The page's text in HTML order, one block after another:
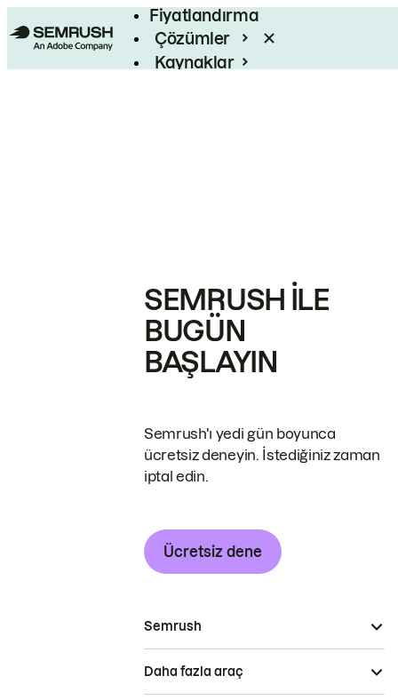
Fiyatlandırma
Çözümler
Kaynaklar
SEMRUSH ILE
BUGÜN
BAŞLAYIN
Semrush'ı yedi gün boyunca
ücretsiz deneyin. İstediğiniz zaman
iptal edin.
Ücretsiz dene
Semrush
Daha fazla araç